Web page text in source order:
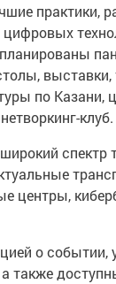
практики,
выставки,
по Казани,
клуб.
спектр
центры,
о событии,
а также